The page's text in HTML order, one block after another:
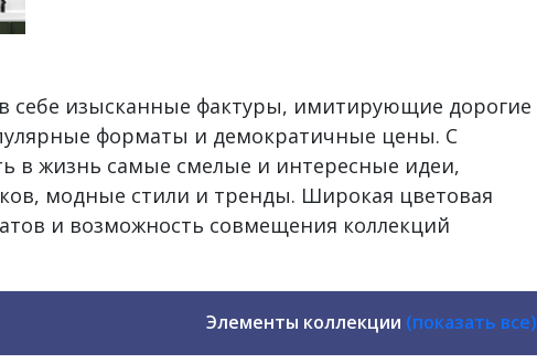
себе изысканные фактуры, имитирующие дорогие
форматы и демократичные цены. С
в жизнь самые смелые и интересные идеи,
модные стили и тренды. Широкая цветовая
и возможность совмещения коллекций
Элементы коллекции (показать все)